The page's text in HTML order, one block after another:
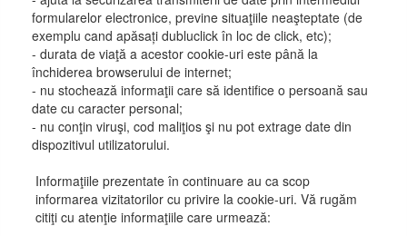
formularelor electronice, previne situaţiile neaşteptate (de
exemplu cand apăsați dubluclick în loc de click, etc);
- durata de viaţă a acestor cookie-uri este până la
închiderea browserului de internet;
- nu stochează informaţii care să identifice o persoană sau
date cu caracter personal;
- nu conţin viruşi, cod maliţios şi nu pot extrage date din
dispozitivul utilizatorului.
Informaţiile prezentate în continuare au ca scop
informarea vizitatorilor cu privire la cookie-uri. Vă rugăm
citiţi cu atenţie informaţiile care urmează: